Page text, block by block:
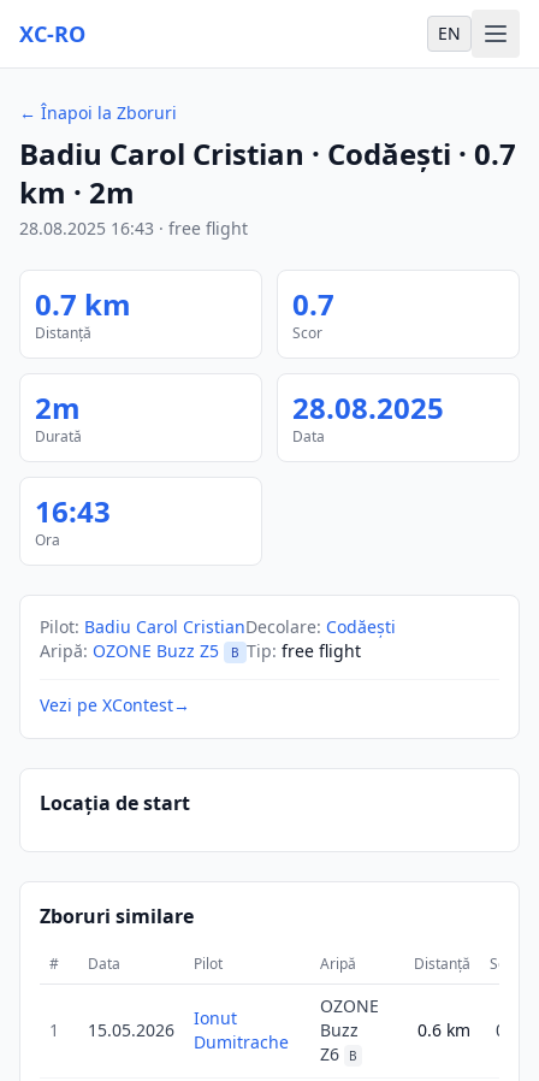
XC-RO EN
← Înapoi la Zboruri
Badiu Carol Cristian · Codăești · 0.7
km · 2m
28.08.2025 16:43 · free flight
0.7 km
Distanță
0.7
Scor
2m
Durată
28.08.2025
Data
16:43
Ora
Pilot: Badiu Carol CristianDecolare: Codăești
Aripă: OZONE Buzz Z5 B Tip: free flight
Vezi pe XContest→
Locația de start
Zboruri similare
# Data Pilot Aripă Distanță Scor
1 15.05.2026
Ionut
Dumitrache
OZONE
Buzz
Z6
B
0.6 km 0.6